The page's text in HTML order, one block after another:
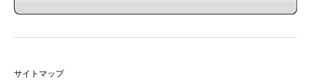
サイトマップ